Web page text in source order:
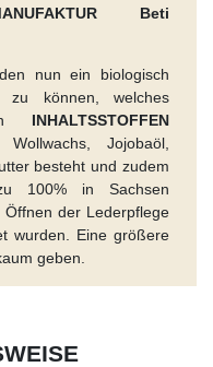
Beti
nun ein biologisch
zu können, welches
INHALTSSTOFFEN
Wollwachs, Jojobaöl,
besteht und zudem
100% in Sachsen
der Lederpflege
wurden. Eine größere
geben.